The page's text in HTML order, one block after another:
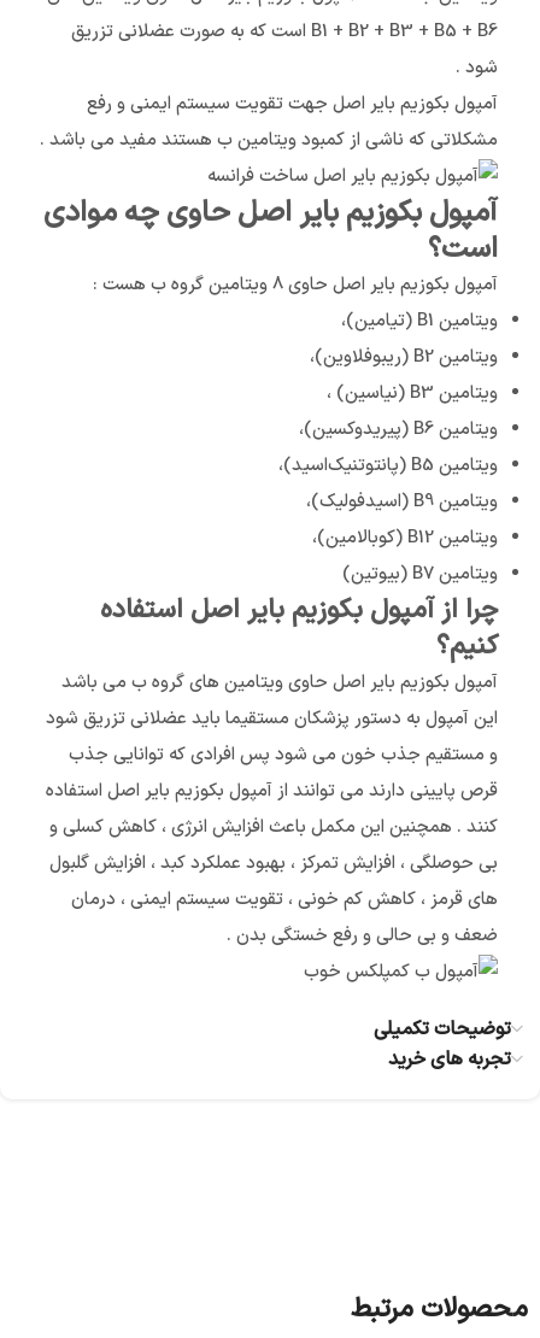
B1 + B2 + B3 + B5 + B6 است که به صورت عضلانی تزریق
شود .
آمپول بکوزیم بایر اصل جهت تقویت سیستم ایمنی و رفع
مشکلاتی که ناشی از کمبود ویتامین ب هستند مفید می باشد .
آمپول بکوزیم بایر اصل حاوی چه موادی
است؟
آمپول بکوزیم بایر اصل حاوی ۸ ویتامین گروه ب هست :
ویتامین B1 (تیامین)،
ویتامین B2 (ریبوفلاوین)،
ویتامین B3 (نیاسین) ،
ویتامین B6 (پیریدوکسین)،
ویتامین B5 (پانتوتنیک‌اسید)،
ویتامین B9 (اسید‌فولیک)،
ویتامین B12 (کوبالامین)،
ویتامین B7 (بیوتین)
چرا از آمپول بکوزیم بایر اصل استفاده
کنیم؟
آمپول بکوزیم بایر اصل حاوی ویتامین های گروه ب می باشد
این آمپول به دستور پزشکان مستقیما باید عضلانی تزریق شود
و مستقیم جذب خون می شود پس افرادی که توانایی جذب
قرص پایینی دارند می توانند از آمپول بکوزیم بایر اصل استفاده
کنند . همچنین این مکمل باعث افزایش انرژی ، کاهش کسلی و
بی حوصلگی ، افزایش تمرکز ، بهبود عملکرد کبد ، افزایش گلبول
های قرمز ، کاهش کم خونی ، تقویت سیستم ایمنی ، درمان
ضعف و بی حالی و رفع خستگی بدن .
توضیحات تکمیلی
تجربه های خرید
محصولات مرتبط